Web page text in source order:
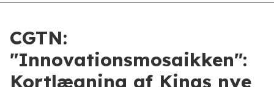
CGTN:
"Innovationsmosaikken":
Kortlægning af Kinas nye